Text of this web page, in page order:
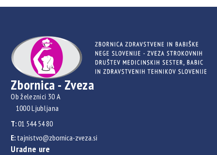
Zbornica - Zveza
Ob železnici 30 A
1000 Ljubljana
T:01 544 54 80
E: tajnistvo@zbornica-zveza.si
Uradne ure